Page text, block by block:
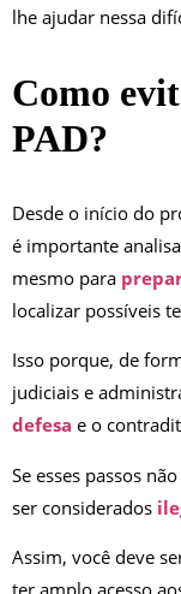
lhe ajudar nessa
Como
PAD?
Desde o início do
é importante
mesmo para
localizar possíveis
Isso porque, de
judiciais e
defesa e o
Se esses passos
ser considerados
Assim, você deve